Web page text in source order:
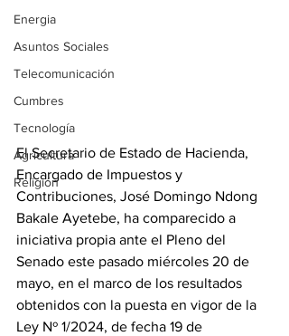
Energia
Asuntos Sociales
Telecomunicación
Cumbres
Tecnología
Agricultura
Religión
El Secretario de Estado de Hacienda,
Encargado de Impuestos y
Contribuciones, José Domingo Ndong
Bakale Ayetebe, ha comparecido a
iniciativa propia ante el Pleno del
Senado este pasado miércoles 20 de
mayo, en el marco de los resultados
obtenidos con la puesta en vigor de la
Ley Nº 1/2024, de fecha 19 de